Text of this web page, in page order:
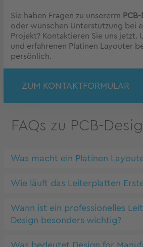
Sie haben Fragen zu unsererm
oder wünschen Unterstützung bei
Projekt? Kontaktieren Sie uns jetzt.
und erfahrenen Platinen Layouter
persönlich.
ZUM KONTAKTFORMULAR
FAQs zu PCB-
Was macht ein Platinen
Wie läuft das Leiterplatten
Wann ist ein professionelles
Design besonders wichtig?
Was bedeutet Design for